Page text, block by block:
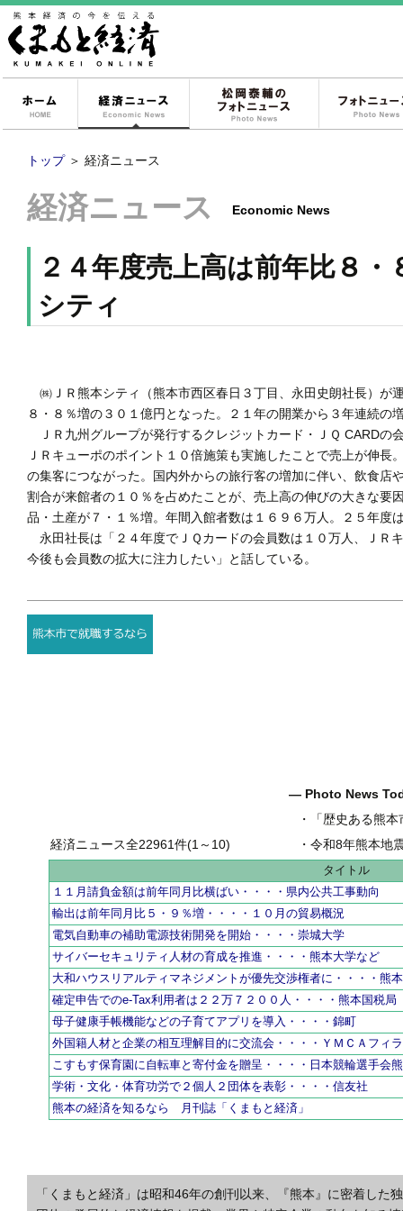
経済ニュース
トップ ＞ 経済ニュース
経済ニュース Economic News
２４年度売上高は前年比８
シティ
㈱ＪＲ熊本シティ（熊本市西区春日３丁目、永田史朗社長）が
８・８％増の３０１億円となった。２１年の開業から３年連続
ＪＲ九州グループが発行するクレジットカード・ＪＱ CARDの
ＪＲキューポのポイント１０倍施策も実施したことで売上が伸
の集客につながった。国内外からの旅行客の増加に伴い、飲食
割合が来館者の１０％を占めたことが、売上高の伸びの大きな
品・土産が７・１％増。年間入館者数は１６９６万人。２５年度
永田社長は「２４年度でＪＱカードの会員数は１０万人、ＪＲ
今後も会員数の拡大に注力したい」と話している。
― Photo News
・
「歴史ある熊本市の壷
・令和8年熊本地
経済ニュース全22961件(1～10)
タイトル
１１月請負金額は前年同月比横ばい・・・・県内公共工事動向
輸出は前年同月比５・９％増・・・・１０月の貿易概況
電気自動車の補助電源技術開発を開始・・・・崇城大学
サイバーセキュリティ人材の育成を推進・・・・熊本大学など
大和ハウスリアルティマネジメントが優先交渉権者に・・・・熊
確定申告でのe-Tax利用者は２２万７２００人・・・・熊本国税局
母子健康手帳機能などの子育てアプリを導入・・・・錦町
外国籍人材と企業の相互理解目的に交流会・・・・ＹＭＣＡフィ
こすもす保育園に自転車と寄付金を贈呈・・・・日本競輪選手会
学術・文化・体育功労で２個人２団体を表彰・・・・信友社
熊本の経済を知るなら 月刊誌「くまもと経済」
「くまもと経済」は昭和46年の創刊以来、『熊本』に密着し